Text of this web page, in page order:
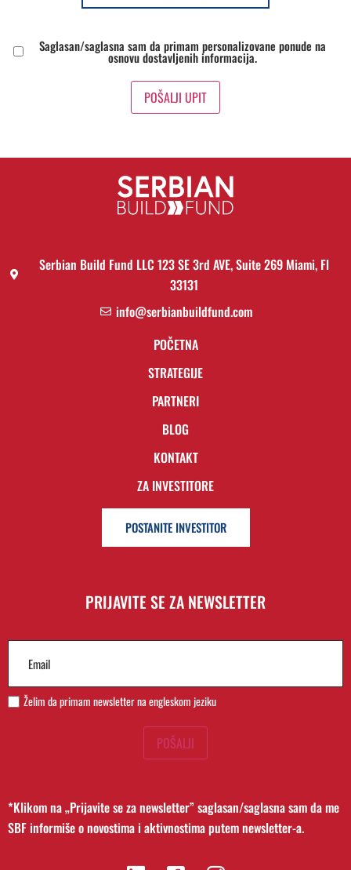
Saglasnost*
Saglasan/saglasna sam da primam personalizovane ponude na
osnovu dostavljenih informacija.
POŠALJI UPIT
Serbian Build Fund LLC 123 SE 3rd AVE, Suite 269 Miami, Fl
33131
info@serbianbuildfund.com
POČETNA
STRATEGIJE
PARTNERI
BLOG
KONTAKT
ZA INVESTITORE
POSTANITE INVESTITOR
PRIJAVITE SE ZA NEWSLETTER
Email
Želim da primam newsletter na engleskom jeziku
POŠALJI
*Klikom na „Prijavite se za newsletter” saglasan/saglasna sam da me
SBF informiše o novostima i aktivnostima putem newsletter-a.